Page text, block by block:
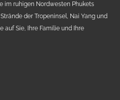
im ruhigen Nordwesten Phukets
der Tropeninsel, Nai Yang und
auf Sie, Ihre Familie und Ihre